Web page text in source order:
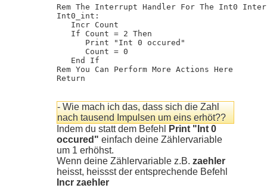
Rem The Interrupt Handler For The Int0
Int0_int:
   Incr Count
   If Count = 2 Then
      Print "Int 0 occured"
      Count = 0
   End If
Rem You Can Perform More Actions Here
Return
- Wie mach ich das, dass sich die Zahl
nach tausend Impulsen um eins erhöt??
Indem du statt dem Befehl
Print "Int 0
occured" einfach deine Zählervariable
um 1 erhöhst.
Wenn deine Zählervariable z.B. zaehler
heisst, heissst der entsprechende Befehl
Incr zaehler